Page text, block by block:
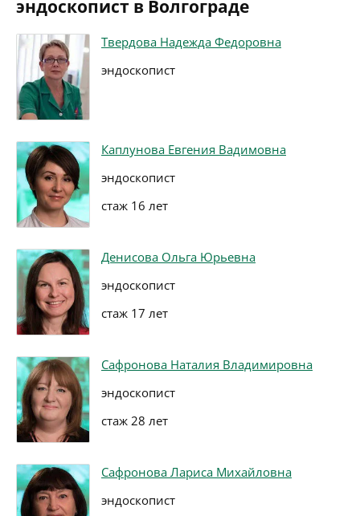
эндоскопист в Волгограде
Твердова Надежда Федоровна
эндоскопист
Каплунова Евгения Вадимовна
эндоскопист
стаж 16 лет
Денисова Ольга Юрьевна
эндоскопист
стаж 17 лет
Сафронова Наталия Владимировна
эндоскопист
стаж 28 лет
Сафронова Лариса Михайловна
эндоскопист